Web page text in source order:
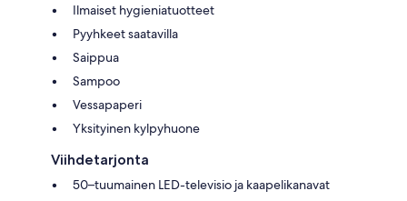
Ilmaiset hygieniatuotteet
Pyyhkeet saatavilla
Saippua
Sampoo
Vessapaperi
Yksityinen kylpyhuone
Viihdetarjonta
50–tuumainen LED-televisio ja kaapelikanavat